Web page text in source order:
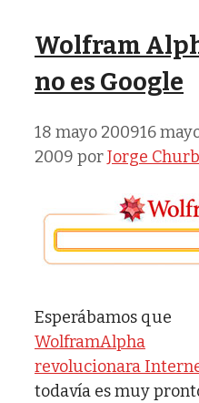
Wolfram
no es Google
18 mayo 200916
2009 porJorge
Esperábamos que
WolframAlpha
revolucionara
todavía es muy